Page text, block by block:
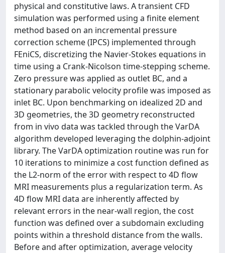
physical and constitutive laws. A transient CFD
simulation was performed using a finite element
method based on an incremental pressure
correction scheme (IPCS) implemented through
FEniCS, discretizing the Navier-Stokes equations in
time using a Crank-Nicolson time-stepping scheme.
Zero pressure was applied as outlet BC, and a
stationary parabolic velocity profile was imposed as
inlet BC. Upon benchmarking on idealized 2D and
3D geometries, the 3D geometry reconstructed
from in vivo data was tackled through the VarDA
algorithm developed leveraging the dolphin-adjoint
library. The VarDA optimization routine was run for
10 iterations to minimize a cost function defined as
the L2-norm of the error with respect to 4D flow
MRI measurements plus a regularization term. As
4D flow MRI data are inherently affected by
relevant errors in the near-wall region, the cost
function was defined over a subdomain excluding
points within a threshold distance from the walls.
Before and after optimization, average velocity